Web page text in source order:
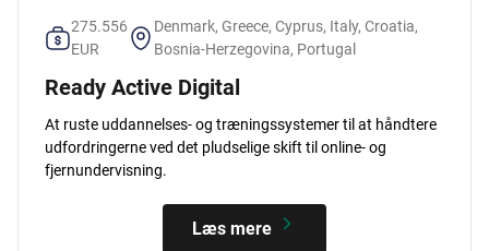
275.556
EUR
Denmark, Greece, Cyprus, Italy, Croatia,
Bosnia-Herzegovina, Portugal
Ready Active Digital
At ruste uddannelses- og træningssystemer til at håndtere
udfordringerne ved det pludselige skift til online- og
fjernundervisning.
Læs mere